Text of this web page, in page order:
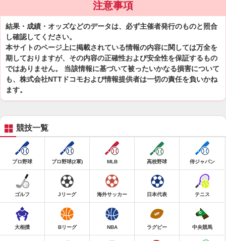
注意事項
結果・成績・オッズなどのデータは、必ず主催者発行のものと照合
し確認してください。
本サイトのページ上に掲載されている情報の内容に関しては万全を
期しておりますが、その内容の正確性および安全性を保証するもの
ではありません。 当該情報に基づいて被ったいかなる損害について
も、株式会社NTTドコモおよび情報提供者は一切の責任を負いかね
ます。
競技一覧
プロ野球 プロ野球(2軍) MLB 高校野球 侍ジャパン
ゴルフ Jリーグ 海外サッカー 日本代表 テニス
大相撲 Bリーグ NBA ラグビー 中央競馬